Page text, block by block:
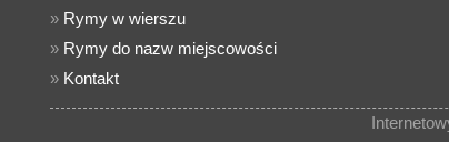
» Rymy w wierszu
» Rymy do nazw miejscowości
» Kontakt